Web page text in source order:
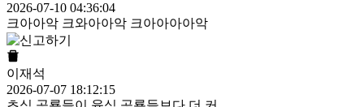
2026-07-10 04:36:04
크아아악 크와아아악 크아아아아악
이재석
2026-07-07 18:12:15